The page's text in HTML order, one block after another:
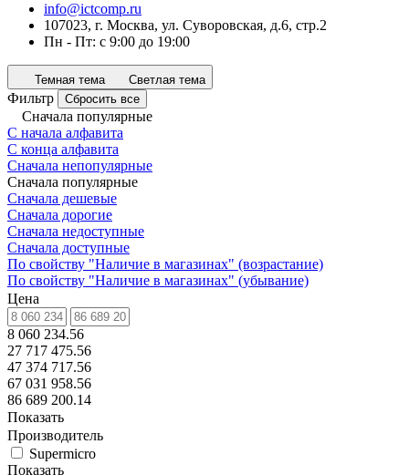
info@ictcomp.ru
107023, г. Москва, ул. Суворовская, д.6, стр.2
Пн - Пт: с 9:00 до 19:00
Темная тема Светлая тема
Фильтр Сбросить все
Сначала популярные
С начала алфавита
С конца алфавита
Сначала непопулярные
Сначала популярные
Сначала дешевые
Сначала дорогие
Сначала недоступные
Сначала доступные
По свойству "Наличие в магазинах" (возрастание)
По свойству "Наличие в магазинах" (убывание)
Цена
8 060 234.56
27 717 475.56
47 374 717.56
67 031 958.56
86 689 200.14
Показать
Производитель
Supermicro
Показать